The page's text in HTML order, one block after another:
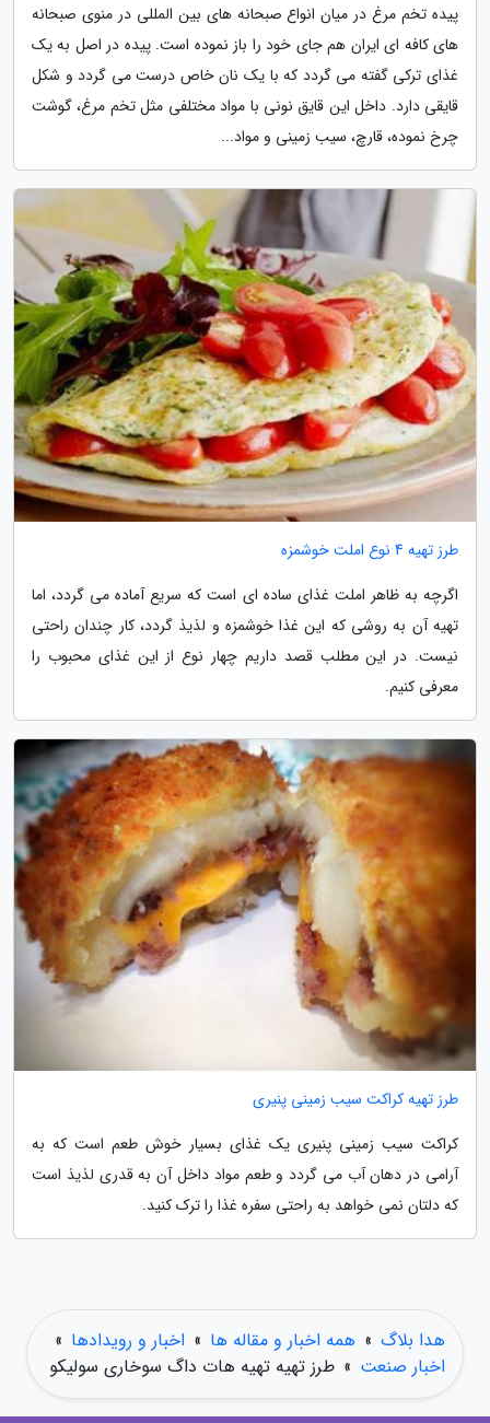
پیده تخم مرغ در میان انواع صبحانه های بین المللی در منوی صبحانه
های کافه ای ایران هم جای خود را باز نموده است. پیده در اصل به یک
غذای ترکی گفته می گردد که با یک نان خاص درست می گردد و شکل
قایقی دارد. داخل این قایق نونی با مواد مختلفی مثل تخم مرغ، گوشت
چرخ نموده، قارچ، سیب زمینی و مواد...
طرز تهیه 4 نوع املت خوشمزه
اگرچه به ظاهر املت غذای ساده ای است که سریع آماده می گردد، اما
تهیه آن به روشی که این غذا خوشمزه و لذیذ گردد، کار چندان راحتی
نیست. در این مطلب قصد داریم چهار نوع از این غذای محبوب را
معرفی کنیم.
طرز تهیه کراکت سیب زمینی پنیری
کراکت سیب زمینی پنیری یک غذای بسیار خوش طعم است که به
آرامی در دهان آب می گردد و طعم مواد داخل آن به قدری لذیذ است
که دلتان نمی خواهد به راحتی سفره غذا را ترک کنید.
هدا بلاگ » همه اخبار و مقاله ها » اخبار و رویدادها »
اخبار صنعت » طرز تهیه تهیه هات داگ سوخاری سولیکو